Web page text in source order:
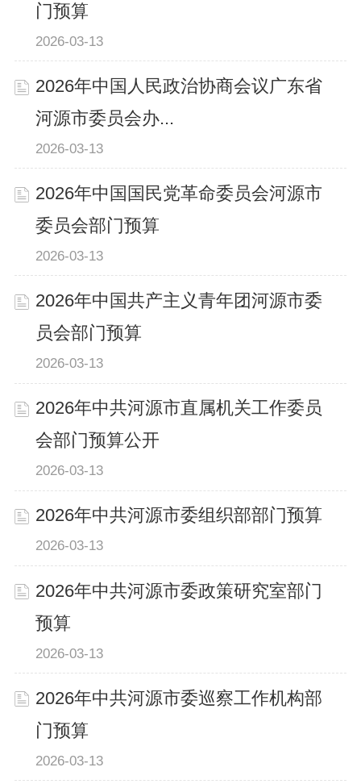
门预算
2026-03-13
2026年中国人民政治协商会议广东省
河源市委员会办...
2026-03-13
2026年中国国民党革命委员会河源市
委员会部门预算
2026-03-13
2026年中国共产主义青年团河源市委
员会部门预算
2026-03-13
2026年中共河源市直属机关工作委员
会部门预算公开
2026-03-13
2026年中共河源市委组织部部门预算
2026-03-13
2026年中共河源市委政策研究室部门
预算
2026-03-13
2026年中共河源市委巡察工作机构部
门预算
2026-03-13